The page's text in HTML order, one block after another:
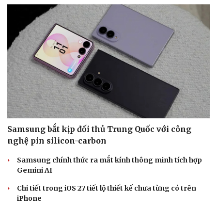
Sức khỏe
Đời sống
Samsung bắt kịp đối thủ Trung Quốc với công
nghệ pin silicon-carbon
Samsung chính thức ra mắt kính thông minh tích hợp
Gemini AI
Chi tiết trong iOS 27 tiết lộ thiết kế chưa từng có trên
iPhone